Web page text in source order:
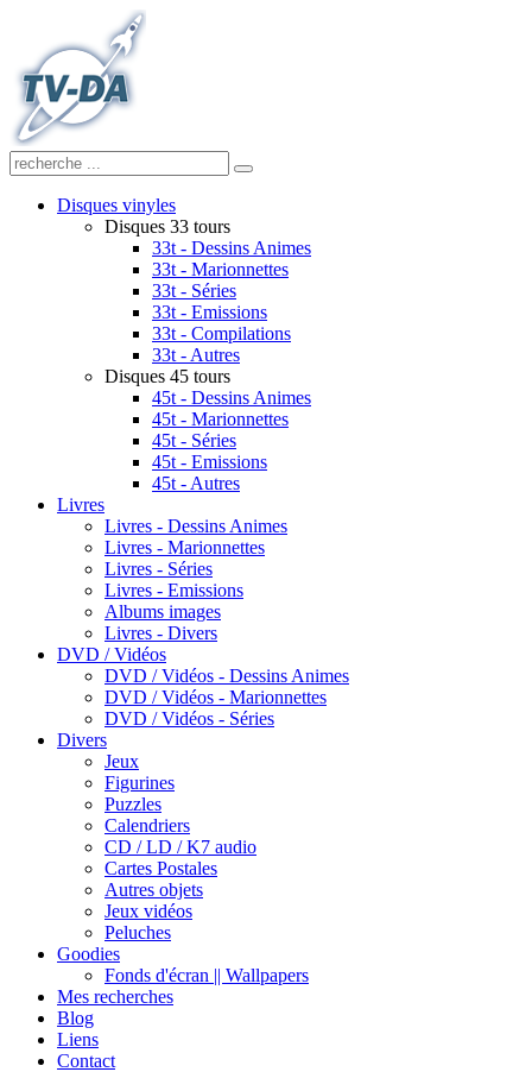
Disques vinyles
Disques 33 tours
33t - Dessins Animes
33t - Marionnettes
33t - Séries
33t - Emissions
33t - Compilations
33t - Autres
Disques 45 tours
45t - Dessins Animes
45t - Marionnettes
45t - Séries
45t - Emissions
45t - Autres
Livres
Livres - Dessins Animes
Livres - Marionnettes
Livres - Séries
Livres - Emissions
Albums images
Livres - Divers
DVD / Vidéos
DVD / Vidéos - Dessins Animes
DVD / Vidéos - Marionnettes
DVD / Vidéos - Séries
Divers
Jeux
Figurines
Puzzles
Calendriers
CD / LD / K7 audio
Cartes Postales
Autres objets
Jeux vidéos
Peluches
Goodies
Fonds d'écran || Wallpapers
Mes recherches
Blog
Liens
Contact